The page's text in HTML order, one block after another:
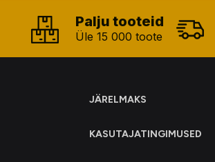
Palju tooteid
Üle 15 000 toote
JÄRELMAKS
KASUTAJATINGIMUSED